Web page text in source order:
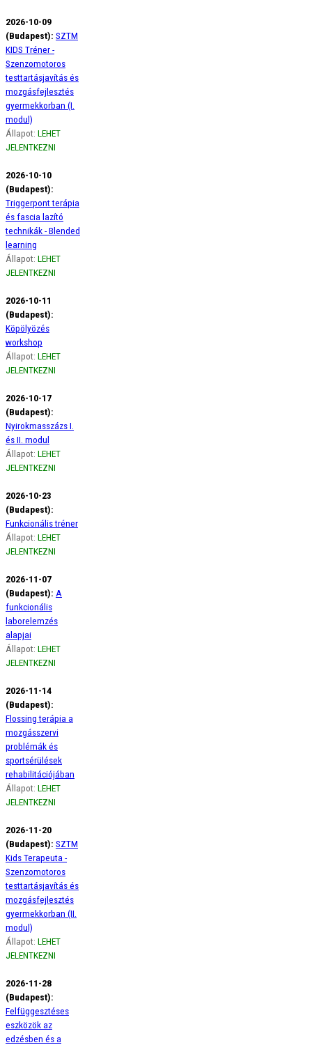
2026-10-09
(Budapest): SZTM
KIDS Tréner -
Szenzomotoros
testtartásjavítás és
mozgásfejlesztés
gyermekkorban (I.
modul)
Állapot: LEHET
JELENTKEZNI
2026-10-10
(Budapest):
Triggerpont terápia
és fascia lazító
technikák - Blended
learning
Állapot: LEHET
JELENTKEZNI
2026-10-11
(Budapest):
Köpölyözés
workshop
Állapot: LEHET
JELENTKEZNI
2026-10-17
(Budapest):
Nyirokmasszázs I.
és II. modul
Állapot: LEHET
JELENTKEZNI
2026-10-23
(Budapest):
Funkcionális tréner
Állapot: LEHET
JELENTKEZNI
2026-11-07
(Budapest): A
funkcionális
laborelemzés
alapjai
Állapot: LEHET
JELENTKEZNI
2026-11-14
(Budapest):
Flossing terápia a
mozgásszervi
problémák és
sportsérülések
rehabilitációjában
Állapot: LEHET
JELENTKEZNI
2026-11-20
(Budapest): SZTM
Kids Terapeuta -
Szenzomotoros
testtartásjavítás és
mozgásfejlesztés
gyermekkorban (II.
modul)
Állapot: LEHET
JELENTKEZNI
2026-11-28
(Budapest):
Felfüggesztéses
eszközök az
edzésben és a